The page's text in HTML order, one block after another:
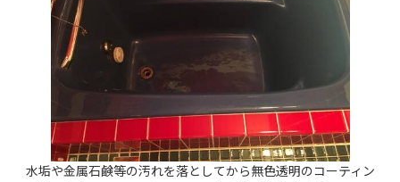
水垢や金属石鹸等の汚れを落としてから無色透明のコーティン